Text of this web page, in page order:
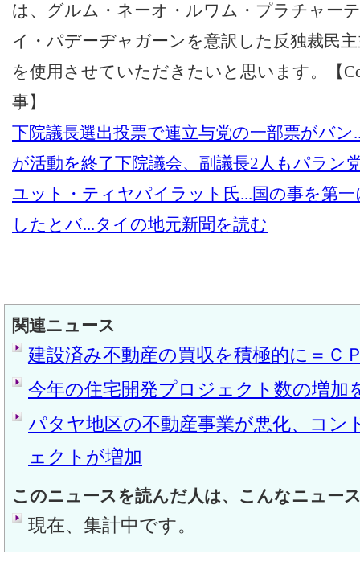
は、グルム・ネーオ・ルワム・プラチャー
イ・パデーヂャガーンを意訳した反独裁民
を使用させていただきたいと思います。
【
事】
下院議長選出投票で連立与党の一部票がバン
が活動を終了下院議会、副議長2人もパラン
ユット・ティヤパイラット氏...国の事を第
したとバ...タイの地元新聞を読む
関連ニュース
建設済み不動産の買収を積極的に＝Ｃ
今年の住宅開発プロジェクト数の増加
パタヤ地区の不動産事業が悪化、コン
ェクトが増加
このニュースを読んだ人は、こんなニュー
現在、集計中です。